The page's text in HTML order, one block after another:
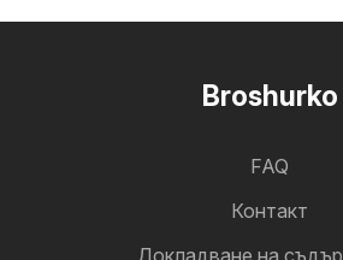
Broshurko
FAQ
Контакт
Докладване на